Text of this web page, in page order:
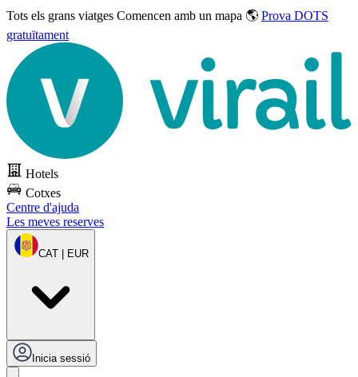
Tots els grans viatges Comencen amb un mapa 🌎 Prova DOTS
gratuïtament
Hotels
Cotxes
Centre d'ajuda
Les meves reserves
CAT | EUR
Inicia sessió